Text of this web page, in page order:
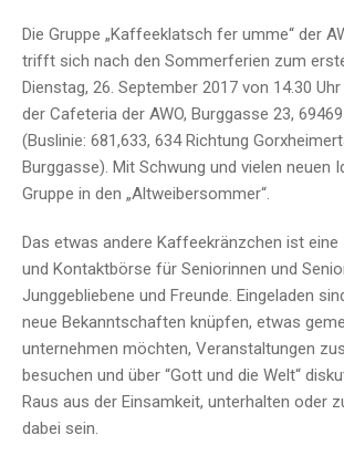
Die Gruppe „Kaffeeklatsch fer umme“ der
trifft sich nach den Sommerferien zum
Dienstag, 26. September 2017 von 14.30
der Cafeteria der AWO, Burggasse 23, 69469
(Buslinie: 681,633, 634 Richtung
Burggasse). Mit Schwung und vielen neuen
Gruppe in den „Altweibersommer“.
Das etwas andere Kaffeekränzchen ist
und Kontaktbörse für Seniorinnen und
Junggebliebene und Freunde. Eingeladen
neue Bekanntschaften knüpfen, etwas
unternehmen möchten, Veranstaltungen
besuchen und über “Gott und die Welt“
Raus aus der Einsamkeit, unterhalten oder
dabei sein.